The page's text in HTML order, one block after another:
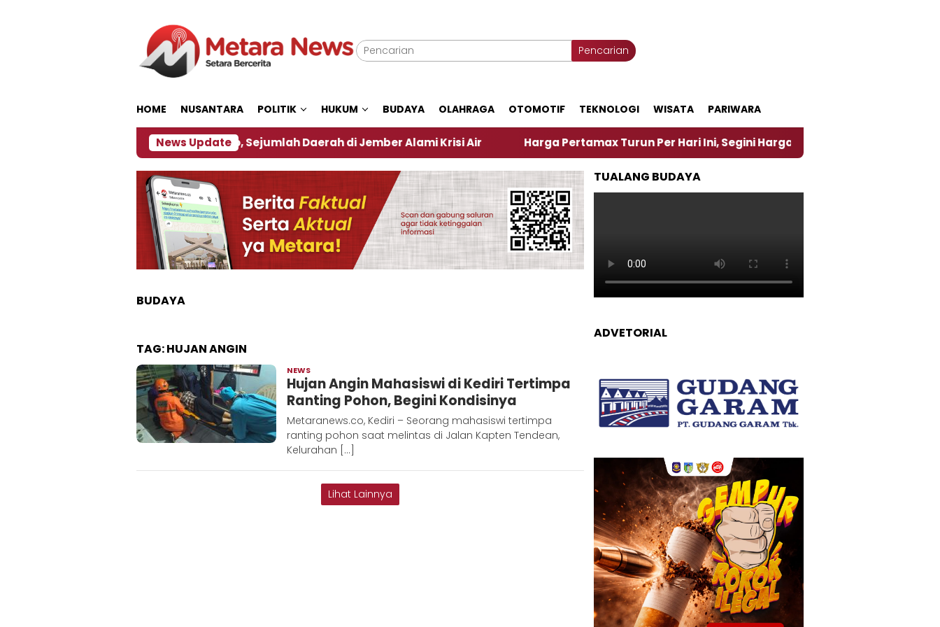
Pencarian
HOME NUSANTARA POLITIK HUKUM BUDAYA OLAHRAGA OTOMOTIF TEKNOLOGI WISATA PARIWARA
News Update
Dampak El Nino, Sejumlah Daerah di Jember Alami Krisi Air Harga Pertamax Turun Per Hari Ini, Segini Harganya
BUDAYA
TAG:HUJAN ANGIN
NEWS
Metara
Hujan Angin Mahasiswi di Kediri Tertimpa
Ranting Pohon, Begini Kondisinya
Metaranews.co, Kediri – Seorang mahasiswi tertimpa
ranting pohon saat melintas di Jalan Kapten Tendean,
Kelurahan […]
Lihat Lainnya
TUALANG BUDAYA
ADVETORIAL